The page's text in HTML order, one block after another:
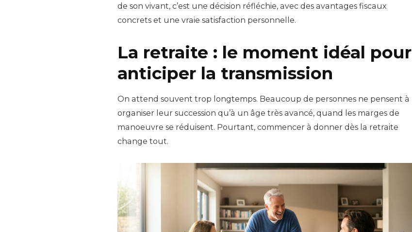
de son vivant, c’est une décision réfléchie, avec des avantages fiscaux
concrets et une vraie satisfaction personnelle.
La retraite : le moment idéal pour
anticiper la transmission
On attend souvent trop longtemps. Beaucoup de personnes ne pensent à
organiser leur succession qu’à un âge très avancé, quand les marges de
manoeuvre se réduisent. Pourtant, commencer à donner dès la retraite
change tout.